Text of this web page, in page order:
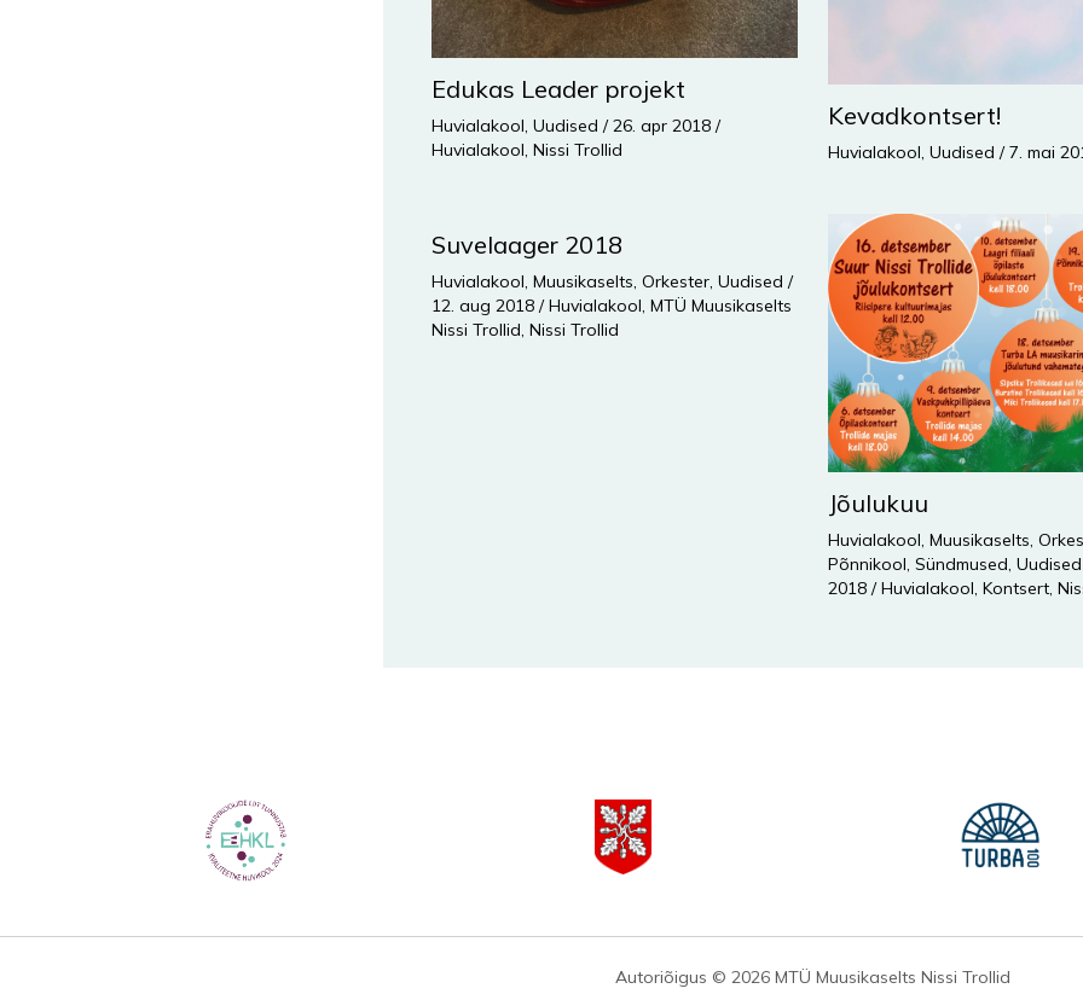
Edukas Leader projekt
Huvialakool, Uudised /26. apr 2018 /
Huvialakool, Nissi Trollid
Kevadkontsert!
Huvialakool, Uudised /7. mai
Suvelaager 2018
Huvialakool, Muusikaselts, Orkester, Uudised /
12. aug 2018 /Huvialakool, MTÜ Muusikaselts
Nissi Trollid, Nissi Trollid
Jõulukuu
Huvialakool, Muusikaselts,
Põnnikool, Sündmused, Uudised
2018 /Huvialakool, Kontsert,
Autoriõigus © 2026 MTÜ Muusikaselts Nissi Trollid